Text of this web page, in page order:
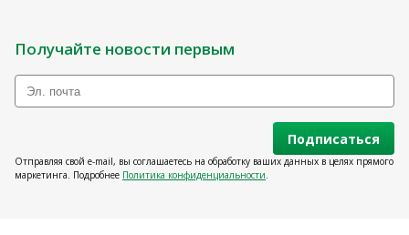
Получайте новости первым
Подписаться
Отправляя свой e-mail, вы соглашаетесь на обработку ваших данных в целях прямого
маркетинга. Подробнее Политика конфиденциальности.